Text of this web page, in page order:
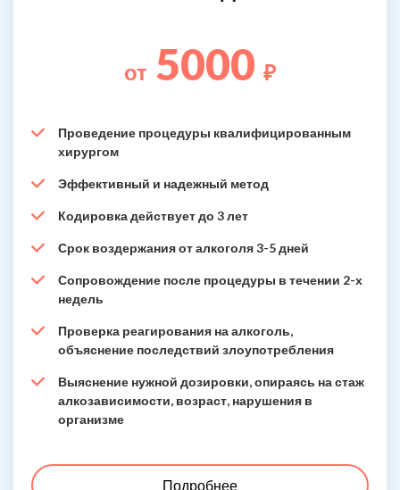
от 5000 ₽
Проведение процедуры квалифицированным
хирургом
Эффективный и надежный метод
Кодировка действует до 3 лет
Срок воздержания от алкоголя 3-5 дней
Сопровождение после процедуры в течении 2-х
недель
Проверка реагирования на алкоголь,
объяснение последствий злоупотребления
Выяснение нужной дозировки, опираясь на стаж
алкозависимости, возраст, нарушения в
организме
Подробнее